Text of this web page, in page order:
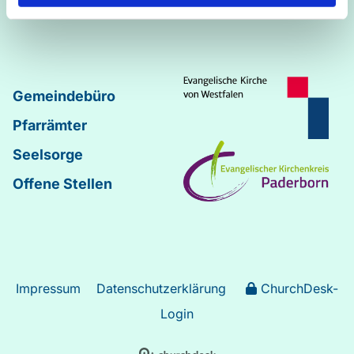
Gemeindebüro
Pfarrämter
Seelsorge
Offene Stellen
Impressum Datenschutzerklärung
ChurchDesk-
Login